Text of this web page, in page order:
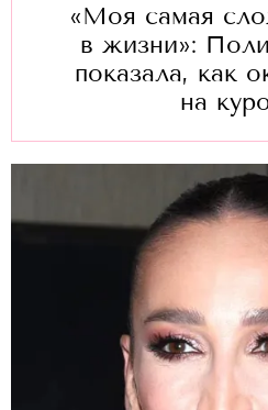
«Моя самая
в жизни»:
показала, как
на